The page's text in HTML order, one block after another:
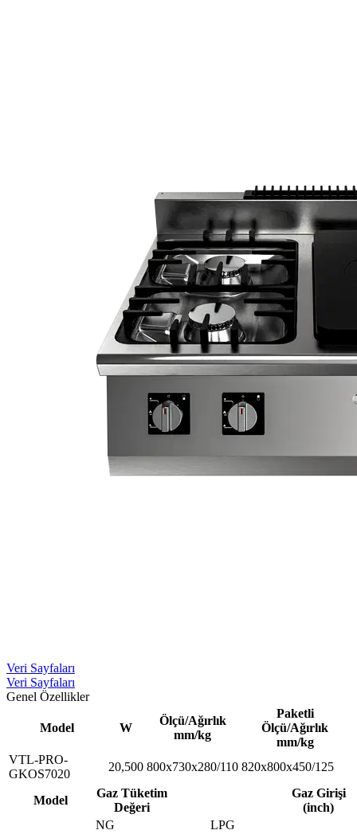
Veri Sayfaları
Veri Sayfaları
Genel Özellikler
Model W
Ölçü/Ağırlık
mm/kg
Paketli
Ölçü/Ağırlık
mm/kg
VTL-PRO-
GKOS7020
20,500 800x730x280/110 820x800x450/125
Model
Gaz Tüketim
Değeri
Gaz Girişi
(inch)
NG
LPG